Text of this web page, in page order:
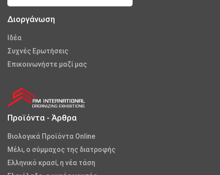
Διοργάνωση
Iδέα
Συχνές Ερωτήσεις
Επικοινωνήστε μαζί μας
Προϊόντα - Άρθρα
Βιολογικά Προϊόντα Online
Μέλι, ο σύμμαχος της διατροφής
Ελληνικό κρασί, η νέα τάση